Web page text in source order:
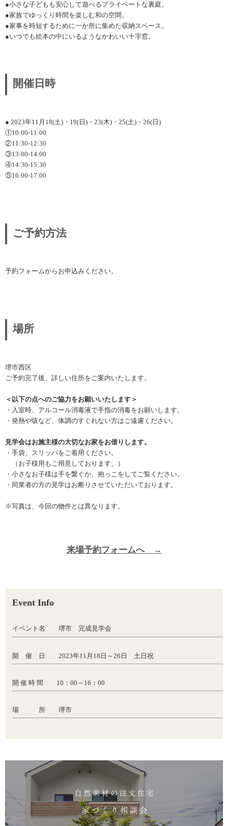
●小さな子どもも安心して遊べるプライベートな裏庭。
●家族でゆっくり時間を楽しむ和の空間。
●家事を時短するために一か所に集めた収納スペース。
●いつでも絵本の中にいるようなかわいい十字窓。
開催日時
● 2023年11月18(土)・19(日)・23(木)・25(土)・26(日)
①10:00-11:00
②11:30-12:30
③13:00-14:00
④14:30-15:30
⑤16:00-17:00
ご予約方法
予約フォームからお申込みください。
場所
堺市西区
ご予約完了後、詳しい住所をご案内いたします。
＜以下の点へのご協力をお願いいたします＞
・入室時、アルコール消毒液で手指の消毒をお願いします。
・発熱や咳など、体調のすぐれない方はご遠慮ください。
見学会はお施主様の大切なお家をお借りします。
・手袋、スリッパをご着用ください。
（お子様用もご用意しております。）
・小さなお子様は手を繋ぐか、抱っこをしてご覧ください。
・同業者の方の見学はお断りさせていただいております。
※写真は、今回の物件とは異なります。
来場予約フォームへ →
Event Info
イベント名 堺市 完成見学会
開 催 日 2023年11月18日～26日 土日祝
開 催 時 間 10：00～16：00
場 所 堺市